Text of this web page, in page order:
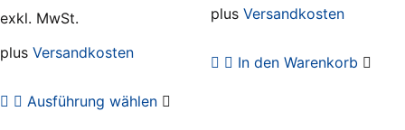
exkl. MwSt.
plus Versandkosten
Ausführung wählen
plus Versandkosten
In den Warenkorb